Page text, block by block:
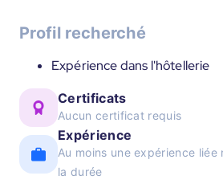
Profil recherché
Expérience dans l'hôtellerie
Certificats
Aucun certificat requis
Expérience
Au moins une expérience
la durée